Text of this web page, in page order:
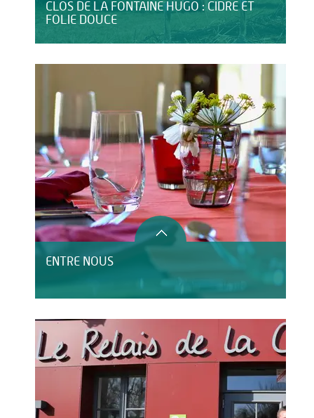
CLOS DE LA FONTAINE HUGO : CIDRE ET
FOLIE DOUCE
ENTRE NOUS